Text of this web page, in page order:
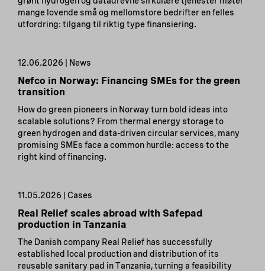
mange lovende små og mellomstore bedrifter en felles
utfordring: tilgang til riktig type finansiering.
12.06.2026 | News
Nefco in Norway: Financing SMEs for the green
transition
How do green pioneers in Norway turn bold ideas into
scalable solutions? From thermal energy storage to
green hydrogen and data-driven circular services, many
promising SMEs face a common hurdle: access to the
right kind of financing.
11.05.2026 | Cases
Real Relief scales abroad with Safepad
production in Tanzania
The Danish company Real Relief has successfully
established local production and distribution of its
reusable sanitary pad in Tanzania, turning a feasibility